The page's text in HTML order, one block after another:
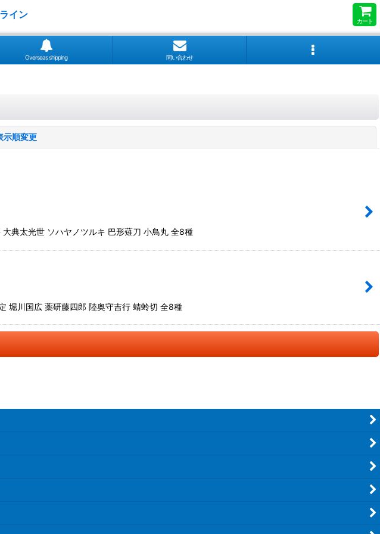
イン
カート
Overseas shipping 問い合わせ
示順変更
典太光世 ソハヤノツルキ 巴形薙刀 小鳥丸 全8種
堀川国広 薬研藤四郎 陸奥守吉行 蜻蛉切 全8種